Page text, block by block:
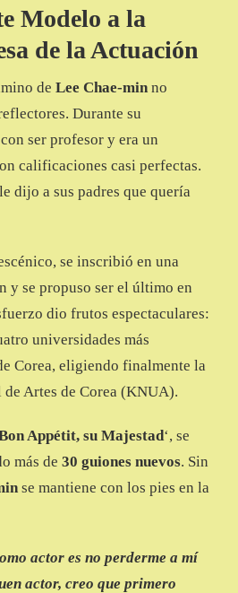
Modelo a la
de la Actuación
de Lee Chae-min no
Durante su
ser profesor y era un
calificaciones casi perfectas.
dijo a sus padres que quería
se inscribió en una
y se propuso ser el último en
dio frutos espectaculares:
universidades más
Corea, eligiendo finalmente la
Artes de Corea (KNUA).
Appétit, su Majestad‘, se
más de 30 guiones nuevos. Sin
se mantiene con los pies en la
actor es no perderme a mí
actor, creo que primero